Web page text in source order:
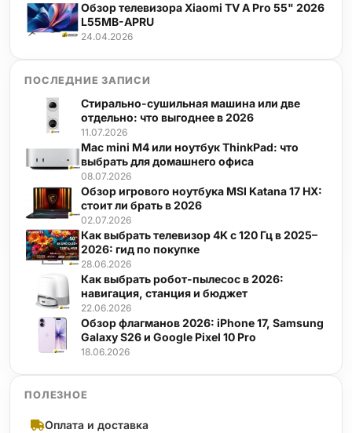
Обзор телевизора Xiaomi TV A Pro 55" 2026
L55MB-APRU
24.04.2026
ПОСЛЕДНИЕ ЗАПИСИ
Стирально-сушильная машина или две
отдельно: что выгоднее в 2026
11.07.2026
Mac mini M4 или ноутбук ThinkPad: что
выбрать для домашнего офиса
08.07.2026
Обзор игрового ноутбука MSI Katana 17 HX:
стоит ли брать в 2026
02.07.2026
Как выбрать телевизор 4K с 120 Гц в 2025–
2026: гид по покупке
28.06.2026
Как выбрать робот-пылесос в 2026:
навигация, станция и бюджет
22.06.2026
Обзор флагманов 2026: iPhone 17, Samsung
Galaxy S26 и Google Pixel 10 Pro
18.06.2026
ПОЛЕЗНОЕ
Оплата и доставка